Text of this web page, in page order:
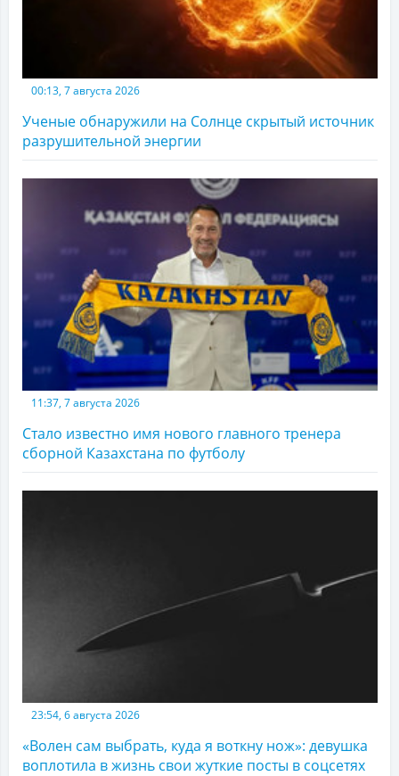
00:13, 7 августа 2026
Ученые обнаружили на Солнце скрытый источник
разрушительной энергии
11:37, 7 августа 2026
Стало известно имя нового главного тренера
сборной Казахстана по футболу
23:54, 6 августа 2026
«Волен сам выбрать, куда я воткну нож»: девушка
воплотила в жизнь свои жуткие посты в соцсетях